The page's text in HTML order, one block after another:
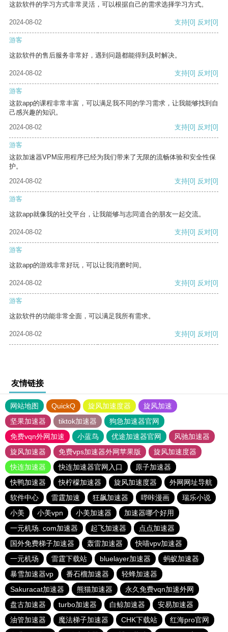
这款软件的学习方式非常灵活，可以根据自己的需求选择学习方式。
2024-08-02 支持[0] 反对[0]
游客
这款软件的售后服务非常好，遇到问题都能得到及时解决。
2024-08-02 支持[0] 反对[0]
游客
这款app的课程非常丰富，可以满足我不同的学习需求，让我能够找到自
己感兴趣的知识。
2024-08-02
支持[0] 反对[0]
游客
这款加速器VPM应用程序已经为我们带来了无限的流畅体验和安全性保
护。
2024-08-02
支持[0] 反对[0]
游客
这款app就像我的社交平台，让我能够与志同道合的朋友一起交流。
2024-08-02 支持[0] 反对[0]
游客
这款app的游戏非常好玩，可以让我消磨时间。
2024-08-02 支持[0] 反对[0]
游客
这款软件的功能非常全面，可以满足我所有需求。
2024-08-02 支持[0] 反对[0]
友情链接
网站地图 QuickQ 旋风加速度器
旋风加速
坚果加速器
tiktok加速器
狗急加速器官网
免费vqn外网加速
小蓝鸟 优途加速器官网
风驰加速器
旋风加速器
免费vps加速器外网苹果版
旋风加速度器
快连加速器
快连加速器官网入口
原子加速器
快鸭加速器
快柠檬加速器 旋风加速度器
外网网址导航
软件中心
雷霆加速 狂飙加速器 哔咔漫画
瑞乐小说
小美
小美vpn 小美加速器
加速器哪个好用
一元机场. com加速器
起飞加速器
点点加速器
国外免费梯子加速器
轰雷加速器
快喵vpv加速器
一元机场
雷霆下载站 bluelayer加速器
蚂蚁加速器
暴雪加速器vp
番石榴加速器
轻蜂加速器
Sakuracat加速器
熊猫加速器
永久免费vqn加速外网
盘古加速器
turbo加速器 白鲸加速器
安易加速器
油管加速器
魔法梯子加速器 CHK下载站
红海pro官网